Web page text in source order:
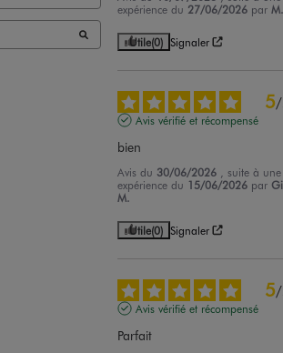
expérience du 27/06/2026 par
Utile(0) Signaler
5/
Avis vérifié et récompensé
bien
Avis du 30/06/2026
, suite à une
expérience du 15/06/2026 par
M.
Utile(0) Signaler
5/
Avis vérifié et récompensé
Parfait